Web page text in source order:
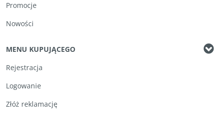
Promocje
Nowości
MENU KUPUJĄCEGO
Rejestracja
Logowanie
Złóż reklamację